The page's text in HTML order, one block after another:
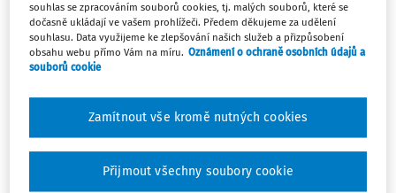
spáchal a jaká je adekvátní sankce, přičemž cílem
trestního řízení je rovněž i upevňování zákonnosti,
předcházení a zamezování trestné činnosti, jakož i
výchovného působení na občany. V daňovém řízení je
důkazní břemeno rozvrženo nerovnoměrně ve prospěch
správce daně. Při správě daní se neuplatňuje zásada
vyhledávací tak jako v trestním právu, což odpovídá
stát, nýbrž daňový subjekt. Primární iniciativa tudíž
souhlas se zpracováním souborů cookies, tj. malých souborů, které se
dočasně ukládají ve vašem prohlížeči. Předem děkujeme za udělení
souhlasu. Data využijeme ke zlepšování našich služeb a přizpůsobení
obsahu webu přímo Vám na míru. Oznámení o ochraně osobních údajů a
souborů cookie
Zamítnout vše kromě nutných cookies
Přijmout všechny soubory cookie